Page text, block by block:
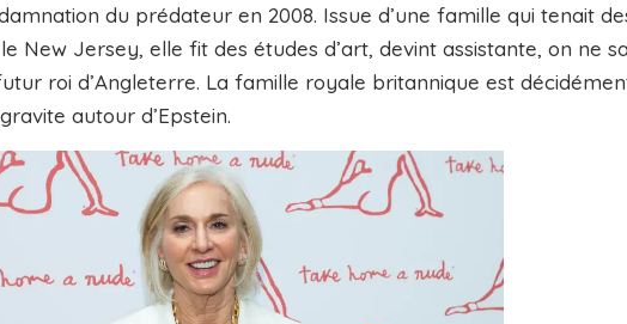
du prédateur en 2008. Issue d’une famille qui tenait
New Jersey, elle fit des études d’art, devint assistante, on ne
roi d’Angleterre. La famille royale britannique est
autour d’Epstein.